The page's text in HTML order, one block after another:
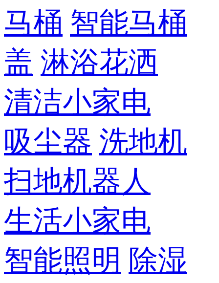
马桶 智能马桶
盖 淋浴花洒
清洁小家电
吸尘器 洗地机
扫地机器人
生活小家电
智能照明 除湿